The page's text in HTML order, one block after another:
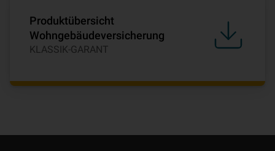
Produktübersicht
Wohngebäudeversicherung
KLASSIK-GARANT